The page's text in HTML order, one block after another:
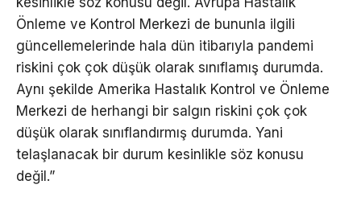
Önleme ve Kontrol Merkezi de bununla ilgili
güncellemelerinde hala dün itibarıyla pandemi
riskini çok çok düşük olarak sınıflamış durumda.
Aynı şekilde Amerika Hastalık Kontrol ve Önleme
Merkezi de herhangi bir salgın riskini çok çok
düşük olarak sınıflandırmış durumda. Yani
telaşlanacak bir durum kesinlikle söz konusu
değil.”